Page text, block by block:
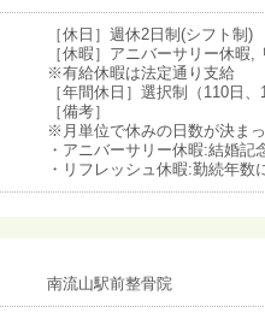
［休日］週休2日制(シフト制)
［休暇］アニバーサリー休暇,
※有給休暇は法定通り支給
［年間休日］選択制（110日、
［備考］
※月単位で休みの日数が決ま
・アニバーサリー休暇:結婚記
・リフレッシュ休暇:勤続年
南流山駅前整骨院